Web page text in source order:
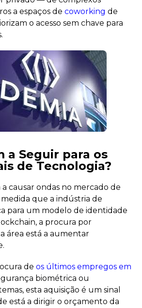
a espaços de coworking de
o acesso sem chave para
a Seguir para os
de Tecnologia?
a causar ondas no mercado de
que a indústria de
para um modelo de identidade
a procura por
área está a aumentar
de os últimos empregos em
biométrica ou
esta aquisição é um sinal
está a dirigir o orçamento da